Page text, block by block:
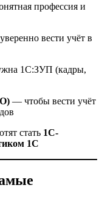
профессия и
вести учёт в
1С:ЗУП (кадры,
— чтобы вести учёт
стать 1С-
1С